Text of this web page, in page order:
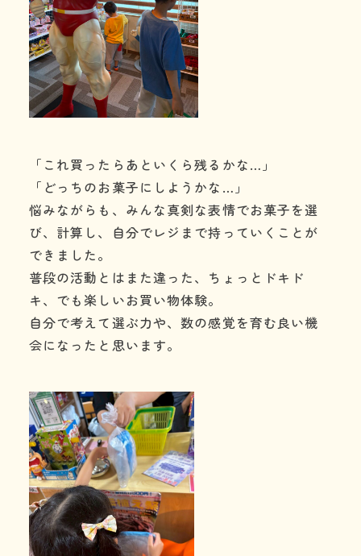
「これ買ったらあといくら残るかな…」
「どっちのお菓子にしようかな…」
悩みながらも、みんな真剣な表情でお菓子を選
び、計算し、自分でレジまで持っていくことが
できました。
普段の活動とはまた違った、ちょっとドキド
キ、でも楽しいお買い物体験。
自分で考えて選ぶ力や、数の感覚を育む良い機
会になったと思います。